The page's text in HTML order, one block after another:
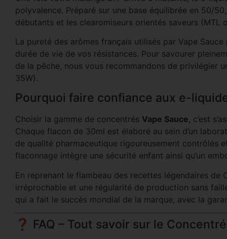
polyvalence. Préparé sur une base équilibrée en 50/
débutants et les clearomiseurs orientés saveurs (MTL
La pureté des arômes français utilisés par Vape
durée de vie de vos résistances. Pour savourer
de la pêche, nous vous recommandons de privilégier
35W).
Pourquoi faire confiance aux e-
Choisir la gamme de concentrés Vape Sauce, c’est
Chaque flacon de 30ml est élaboré au sein d’un
de qualité pharmaceutique rigoureusement contrôlés
flaconnage intègre une sécurité enfant ainsi qu’un
En reprenant le flambeau des recettes légendaires
irréprochable et une régularité de production sans
qui a fait le succès mondial de la marque, avec la
❓ FAQ – Tout savoir sur le